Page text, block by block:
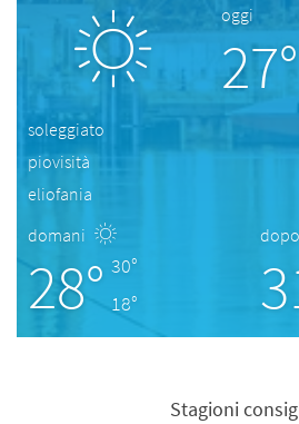
oggi
27°
soleggiato
piovisità
eliofania
domani
28° 30°
18°
Stagioni